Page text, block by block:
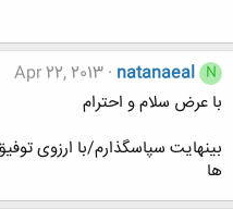
N
natanaeal
Apr 22, 2013
با عرض سلام و احترام
بینهایت سپاسگذارم/با ارزوی
ها